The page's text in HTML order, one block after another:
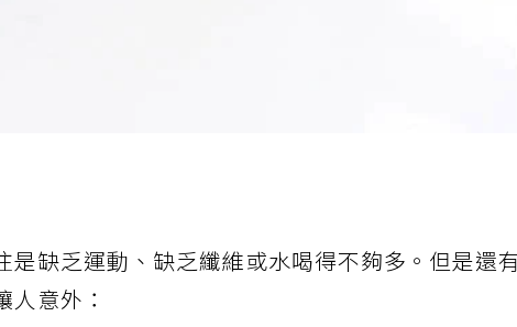
是缺乏運動、缺乏纖維或水喝得不夠多。但是還
意外：